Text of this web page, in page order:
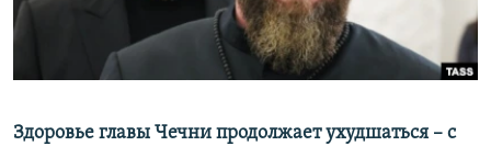
Все сайты РСЕ/РС
Здоровье главы Чечни продолжает ухудшаться – с